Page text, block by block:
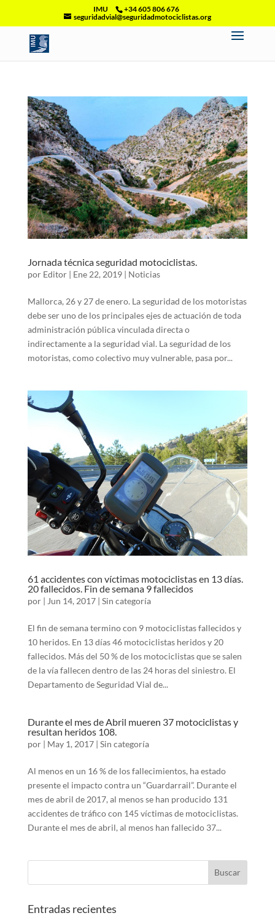
IMU
+34 605 806 676
seguridadvial@seguridadmotociclistas.org
Jornada técnica seguridad motociclistas.
por Editor| Ene 22, 2019| Noticias
Mallorca, 26 y 27 de enero. La seguridad de los motoristas
debe ser uno de los principales ejes de actuación de toda
administración pública vinculada directa o
indirectamente a la seguridad vial. La seguridad de los
motoristas, como colectivo muy vulnerable, pasa por...
61 accidentes con víctimas motociclistas en 13 días.
20 fallecidos. Fin de semana 9 fallecidos
por | Jun 14, 2017| Sin categoría
El fin de semana termino con 9 motociclistas fallecidos y
10 heridos. En 13 días 46 motociclistas heridos y 20
fallecidos. Más del 50 % de los motociclistas que se salen
de la vía fallecen dentro de las 24 horas del siniestro. El
Departamento de Seguridad Vial de...
Durante el mes de Abril mueren 37 motociclistas y
resultan heridos 108.
por | May 1, 2017| Sin categoría
Al menos en un 16 % de los fallecimientos, ha estado
presente el impacto contra un “Guardarrail”. Durante el
mes de abril de 2017, al menos se han producido 131
accidentes de tráfico con 145 víctimas de motociclistas.
Durante el mes de abril, al menos han fallecido 37...
Entradas recientes